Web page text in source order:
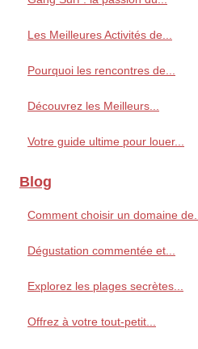
Les Meilleures Activités de...
Pourquoi les rencontres de...
Découvrez les Meilleurs...
Votre guide ultime pour louer...
Blog
Comment choisir un domaine de...
Dégustation commentée et...
Explorez les plages secrètes...
Offrez à votre tout-petit...